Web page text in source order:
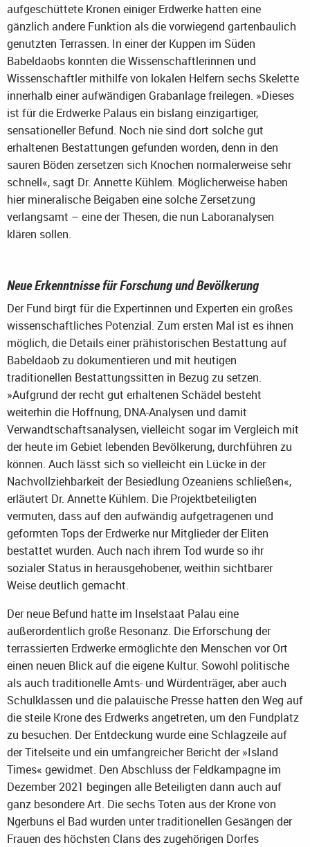
aufgeschüttete Kronen einiger Erdwerke hatten eine
gänzlich andere Funktion als die vorwiegend gartenbaulich
genutzten Terrassen. In einer der Kuppen im Süden
Babeldaobs konnten die Wissenschaftlerinnen und
Wissenschaftler mithilfe von lokalen Helfern sechs Skelette
innerhalb einer aufwändigen Grabanlage freilegen. »Dieses
ist für die Erdwerke Palaus ein bislang einzigartiger,
sensationeller Befund. Noch nie sind dort solche gut
erhaltenen Bestattungen gefunden worden, denn in den
sauren Böden zersetzen sich Knochen normalerweise sehr
schnell«, sagt Dr. Annette Kühlem. Möglicherweise haben
hier mineralische Beigaben eine solche Zersetzung
verlangsamt – eine der Thesen, die nun Laboranalysen
klären sollen.
Neue Erkenntnisse für Forschung und Bevölkerung
Der Fund birgt für die Expertinnen und Experten ein großes
wissenschaftliches Potenzial. Zum ersten Mal ist es ihnen
möglich, die Details einer prähistorischen Bestattung auf
Babeldaob zu dokumentieren und mit heutigen
traditionellen Bestattungssitten in Bezug zu setzen.
»Aufgrund der recht gut erhaltenen Schädel besteht
weiterhin die Hoffnung, DNA-Analysen und damit
Verwandtschaftsanalysen, vielleicht sogar im Vergleich mit
der heute im Gebiet lebenden Bevölkerung, durchführen zu
können. Auch lässt sich so vielleicht ein Lücke in der
Nachvollziehbarkeit der Besiedlung Ozeaniens schließen«,
erläutert Dr. Annette Kühlem. Die Projektbeteiligten
vermuten, dass auf den aufwändig aufgetragenen und
geformten Tops der Erdwerke nur Mitglieder der Eliten
bestattet wurden. Auch nach ihrem Tod wurde so ihr
sozialer Status in herausgehobener, weithin sichtbarer
Weise deutlich gemacht.
Der neue Befund hatte im Inselstaat Palau eine
außerordentlich große Resonanz. Die Erforschung der
terrassierten Erdwerke ermöglichte den Menschen vor Ort
einen neuen Blick auf die eigene Kultur. Sowohl politische
als auch traditionelle Amts- und Würdenträger, aber auch
Schulklassen und die palauische Presse hatten den Weg auf
die steile Krone des Erdwerks angetreten, um den Fundplatz
zu besuchen. Der Entdeckung wurde eine Schlagzeile auf
der Titelseite und ein umfangreicher Bericht der »Island
Times« gewidmet. Den Abschluss der Feldkampagne im
Dezember 2021 begingen alle Beteiligten dann auch auf
ganz besondere Art. Die sechs Toten aus der Krone von
Ngerbuns el Bad wurden unter traditionellen Gesängen der
Frauen des höchsten Clans des zugehörigen Dorfes